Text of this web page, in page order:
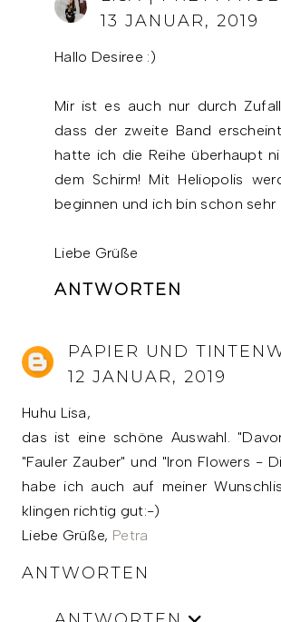
13 JANUAR, 2019
Hallo Desiree :)
Mir ist es auch nur durch
dass der zweite Band
hatte ich die Reihe überhaupt
dem Schirm! Mit Heliopolis
beginnen und ich bin schon sehr
Liebe Grüße
ANTWORTEN
PAPIER UND
12 JANUAR, 2019
Huhu Lisa,
das ist eine schöne Auswahl.
"Fauler Zauber" und "Iron Flowers -
habe ich auch auf meiner
klingen richtig gut:-)
Liebe Grüße, Petra
ANTWORTEN